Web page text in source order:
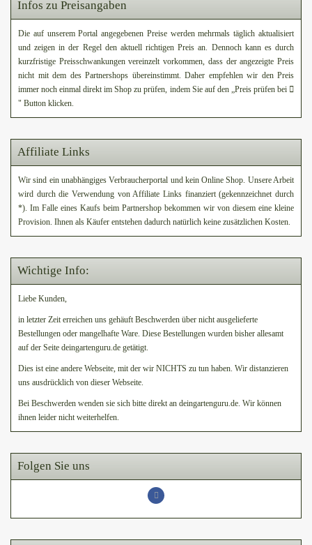
Infos zu Preisangaben
Die auf unserem Portal angegebenen Preise werden mehrmals täglich aktualisiert
und zeigen in der Regel den aktuell richtigen Preis an. Dennoch kann es durch
kurzfristige Preisschwankungen vereinzelt vorkommen, dass der angezeigte Preis
nicht mit dem des Partnershops übereinstimmt. Daher empfehlen wir den Preis
immer noch einmal direkt im Shop zu prüfen, indem Sie auf den „Preis prüfen bei
" Button klicken.
Affiliate Links
Wir sind ein unabhängiges Verbraucherportal und kein Online Shop. Unsere Arbeit
wird durch die Verwendung von Affiliate Links finanziert (gekennzeichnet durch
*). Im Falle eines Kaufs beim Partnershop bekommen wir von diesem eine kleine
Provision. Ihnen als Käufer entstehen dadurch natürlich keine zusätzlichen Kosten.
Wichtige Info:
Liebe Kunden,
in letzter Zeit erreichen uns gehäuft Beschwerden über nicht ausgelieferte
Bestellungen oder mangelhafte Ware. Diese Bestellungen wurden bisher allesamt
auf der Seite deingartenguru.de getätigt.
Dies ist eine andere Webseite, mit der wir NICHTS zu tun haben. Wir distanzieren
uns ausdrücklich von dieser Webseite.
Bei Beschwerden wenden sie sich bitte direkt an deingartenguru.de. Wir können
ihnen leider nicht weiterhelfen.
Folgen Sie uns